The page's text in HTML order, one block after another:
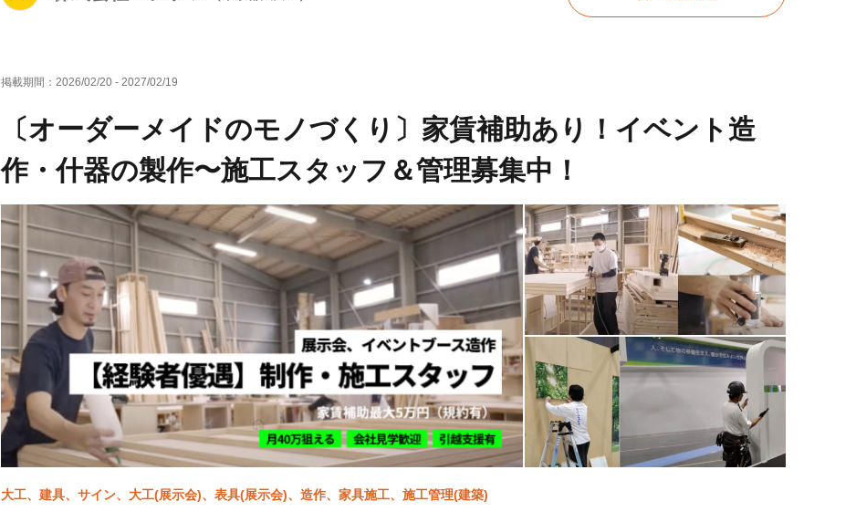
掲載期間： 2026/02/20 - 2027/02/19
大工、建具、サイン、大工(展示会)、表具(展示会)、造作、家具施工、施工管理(建築)
〔オーダーメイドのモノづくり〕家賃補助あり！イベント造
作・什器の製作〜施工スタッフ＆管理募集中！